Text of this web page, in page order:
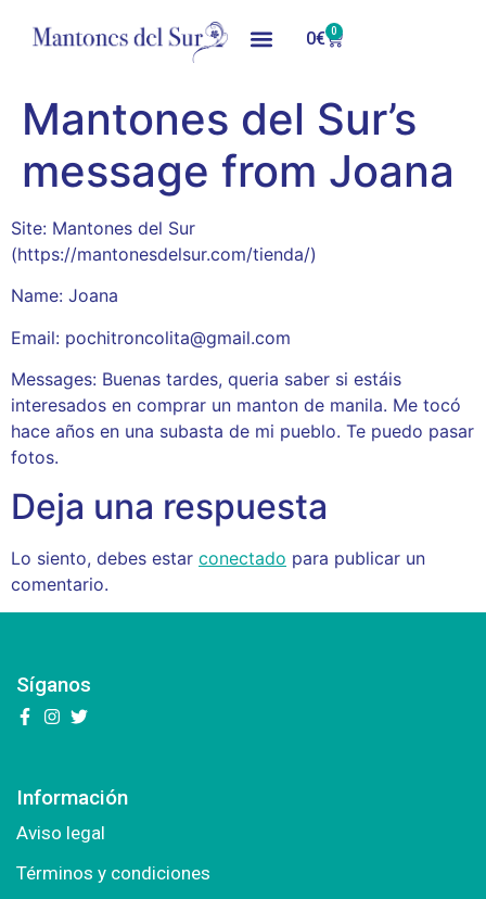
0€ 0
Mantones del Sur’s
message from Joana
Site: Mantones del Sur
(https://mantonesdelsur.com/tienda/)
Name: Joana
Email: pochitroncolita@gmail.com
Messages: Buenas tardes, queria saber si estáis
interesados en comprar un manton de manila. Me tocó
hace años en una subasta de mi pueblo. Te puedo pasar
fotos.
Deja una respuesta
Lo siento, debes estar conectado para publicar un
comentario.
Síganos
Información
Aviso legal
Términos y condiciones